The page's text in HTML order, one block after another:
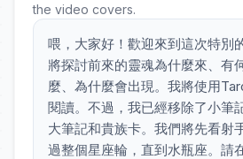
the video covers.
喂，大家好！歡迎來到這次特別
將探討前來的靈魂為什麼來、有
麼、為什麼會出現。我將使用
閱讀。不過，我已經移除了小筆
大筆記和貴族卡。我們將先看射
過整個星座輪，直到水瓶座。請